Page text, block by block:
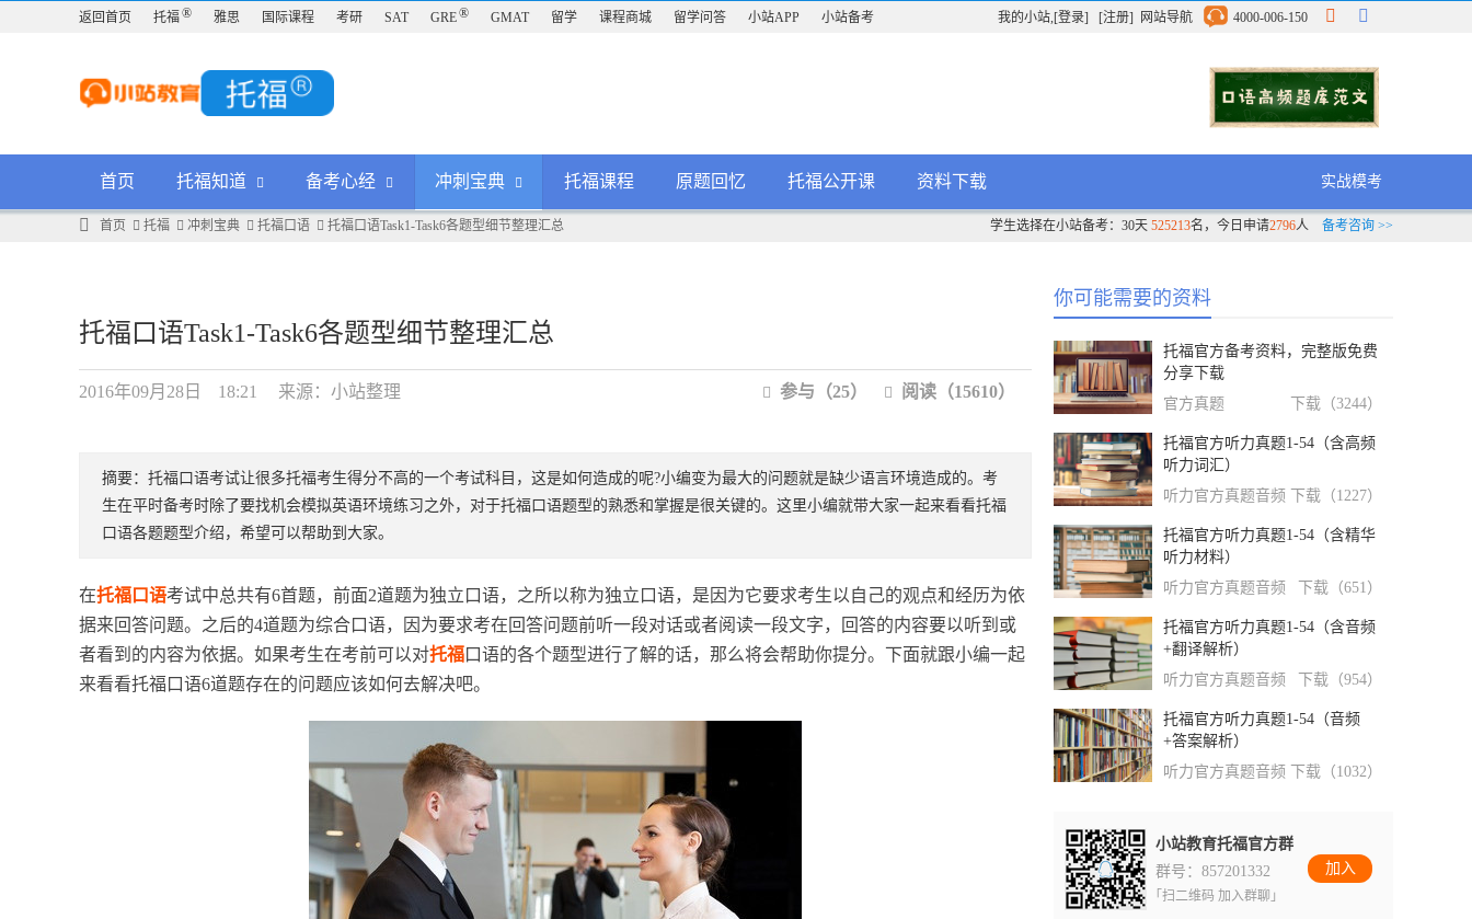
返回首页 托福® 雅思 国际课程 考研 SAT GRE® GMAT 留学 课程商城 留学问答 小站APP 小站备考 我的小站,[登录] [注册] 网站导航 4000-006-150
首页 托福知道 备考心经 冲刺宝典 托福课程 原题回忆 托福公开课 资料下载 实战模考
首页 托福 冲刺宝典 托福口语 托福口语Task1-Task6各题型细节整理汇总 学生选择在小站备考：30天 525213名，今日申请2796人 备考咨询 >>
托福口语Task1-Task6各题型细节整理汇总
2016年09月28日 18:21 来源：小站整理 参与（25） 阅读（15610）
摘要：托福口语考试让很多托福考生得分不高的一个考试科目，这是如何造成的呢?小编变为最大的问题就是缺少语言环境造成的。考
生在平时备考时除了要找机会模拟英语环境练习之外，对于托福口语题型的熟悉和掌握是很关键的。这里小编就带大家一起来看看托福
口语各题题型介绍，希望可以帮助到大家。
在托福口语考试中总共有6首题，前面2道题为独立口语，之所以称为独立口语，是因为它要求考生以自己的观点和经历为依
据来回答问题。之后的4道题为综合口语，因为要求考在回答问题前听一段对话或者阅读一段文字，回答的内容要以听到或
者看到的内容为依据。如果考生在考前可以对托福口语的各个题型进行了解的话，那么将会帮助你提分。下面就跟小编一起
来看看托福口语6道题存在的问题应该如何去解决吧。
你可能需要的资料
托福官方备考资料，完整版免费
分享下载
官方真题
下载（3244）
托福官方听力真题1-54（含高频
听力词汇）
听力官方真题音频
下载（1227）
托福官方听力真题1-54（含精华
听力材料）
听力官方真题音频
下载（651）
托福官方听力真题1-54（含音频
+翻译解析）
听力官方真题音频
下载（954）
托福官方听力真题1-54（音频
+答案解析）
听力官方真题音频
下载（1032）
小站教育托福官方群
群号：857201332
「扫二维码 加入群聊」
加入